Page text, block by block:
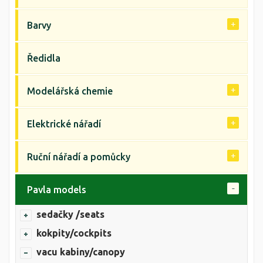
Barvy
Ředidla
Modelářská chemie
Elektrické nářadí
Ruční nářadí a pomůcky
Pavla models
sedačky /seats
kokpity/cockpits
vacu kabiny/canopy